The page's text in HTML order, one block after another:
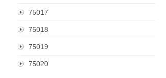
75017
75018
75019
75020